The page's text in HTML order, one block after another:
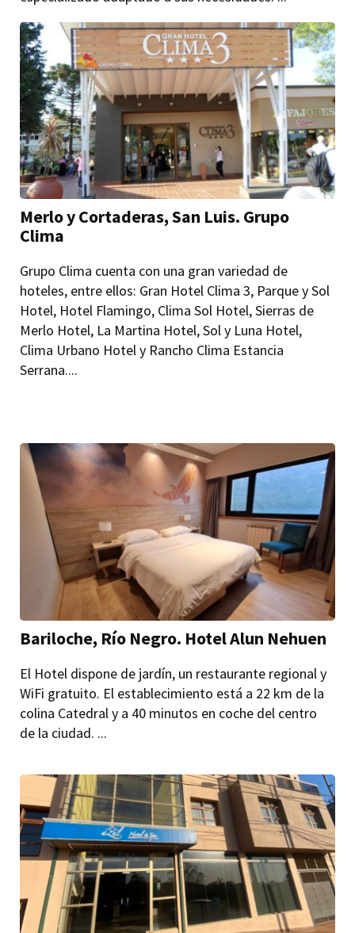
Merlo y Cortaderas, San Luis. Grupo
Clima
Grupo Clima cuenta con una gran variedad de
hoteles, entre ellos: Gran Hotel Clima 3, Parque y Sol
Hotel, Hotel Flamingo, Clima Sol Hotel, Sierras de
Merlo Hotel, La Martina Hotel, Sol y Luna Hotel,
Clima Urbano Hotel y Rancho Clima Estancia
Serrana....
Bariloche, Río Negro. Hotel Alun Nehuen
El Hotel dispone de jardín, un restaurante regional y
WiFi gratuito. El establecimiento está a 22 km de la
colina Catedral y a 40 minutos en coche del centro
de la ciudad. ...